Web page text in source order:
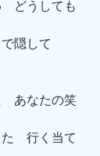
どうしても
隠して
あなたの笑
　行く当て